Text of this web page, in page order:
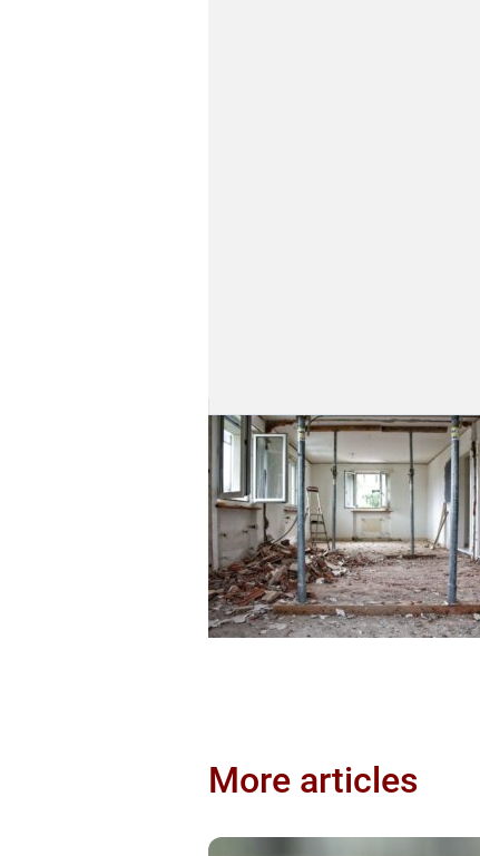
More articles